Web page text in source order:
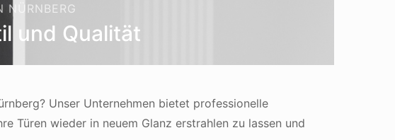
NÜRNBERG
und Qualität
Unser Unternehmen bietet professionelle
Türen wieder in neuem Glanz erstrahlen zu lassen und